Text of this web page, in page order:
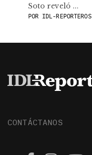
Soto reveló ...
POR IDL-REPORTEROS
CONTÁCTANOS